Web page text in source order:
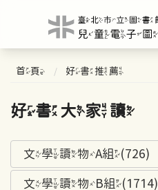
首頁 好書推薦
好書大家讀
文學讀物A組(726)
文學讀物B組(1714)